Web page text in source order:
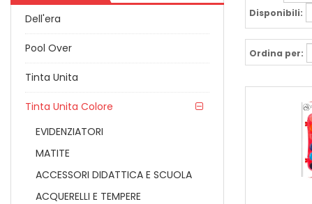
Dell'era
Pool Over
Tinta Unita
Tinta Unita Colore
EVIDENZIATORI
MATITE
ACCESSORI DIDATTICA E SCUOLA
ACQUERELLI E TEMPERE
Disponibili:
Ordina per: